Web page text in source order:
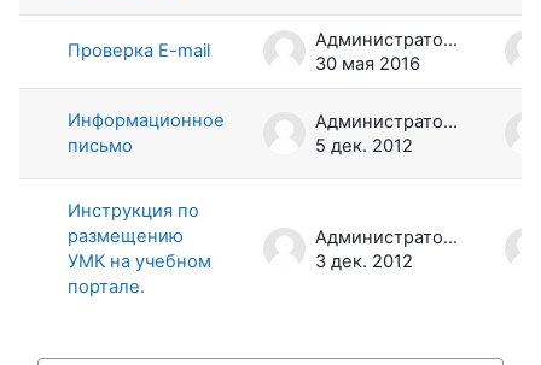
Проверка E-mail
Администратор Портала
30 мая 2016
Информационное
письмо
Администратор Портала
5 дек. 2012
Инструкция по
размещению
УМК на учебном
портале.
Администратор Портала
3 дек. 2012